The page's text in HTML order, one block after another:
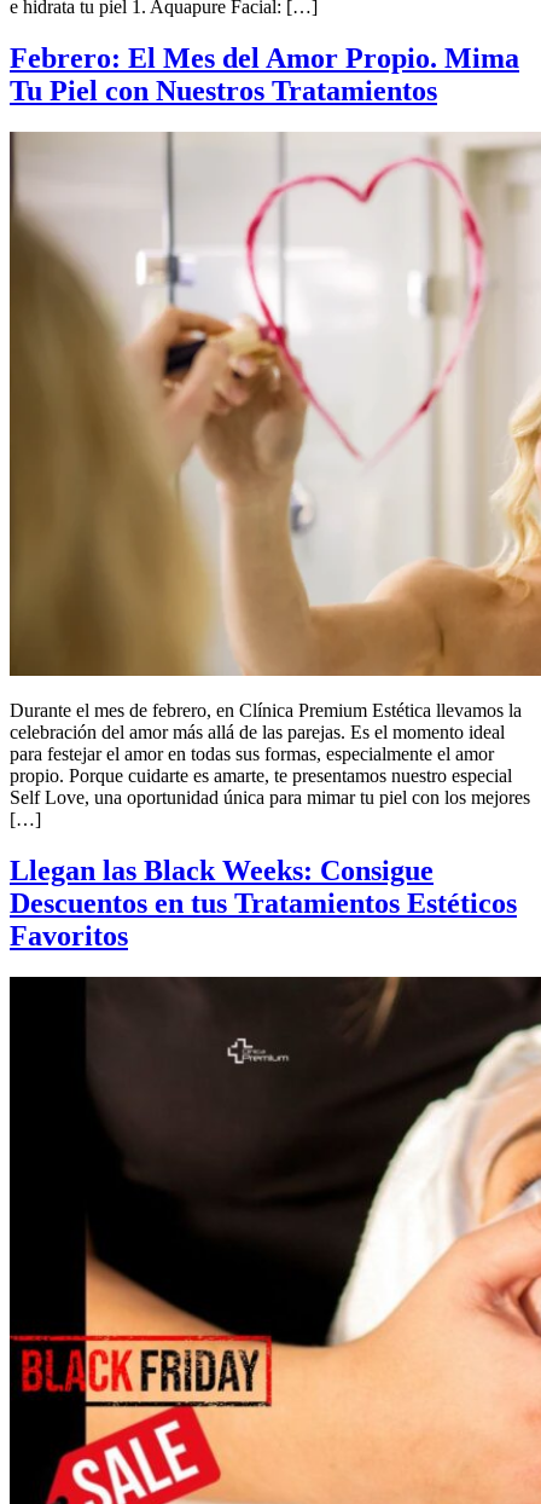
e hidrata tu piel 1. Aquapure Facial: […]
Febrero: El Mes del Amor Propio. Mima
Tu Piel con Nuestros Tratamientos
Durante el mes de febrero, en Clínica Premium Estética llevamos la
celebración del amor más allá de las parejas. Es el momento ideal
para festejar el amor en todas sus formas, especialmente el amor
propio. Porque cuidarte es amarte, te presentamos nuestro especial
Self Love, una oportunidad única para mimar tu piel con los mejores
[…]
Llegan las Black Weeks: Consigue
Descuentos en tus Tratamientos Estéticos
Favoritos